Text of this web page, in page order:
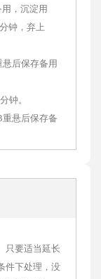
，沉淀用
钟，弃上
后保存备用
钟。
悬后保存备
只要适当延长
件下处理，没